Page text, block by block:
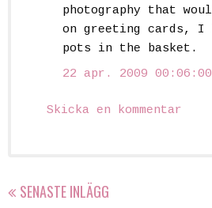
photography that
on greeting cards, I
pots in the basket.
22 apr. 2009 00:06:00
Skicka en kommentar
SENASTE INLÄGG